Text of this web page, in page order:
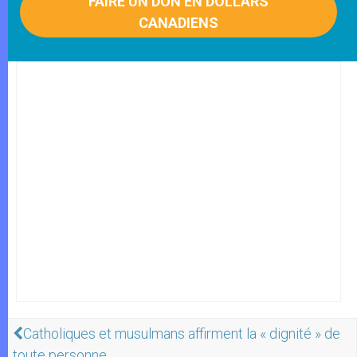
CANADIENS
Catholiques et musulmans affirment la « dignité » de